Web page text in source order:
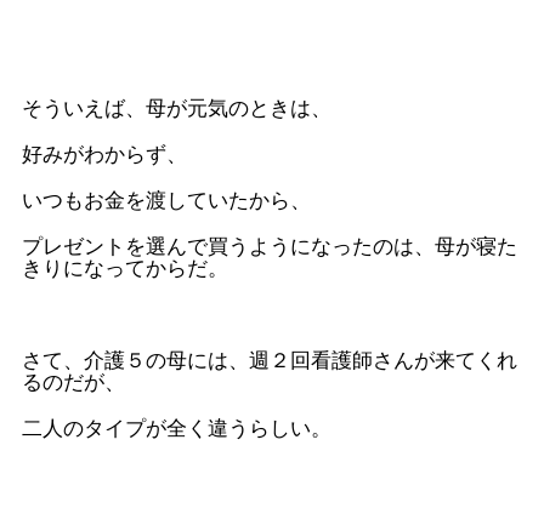
そういえば、母が元気のときは、
好みがわからず、
いつもお金を渡していたから、
プレゼントを選んで買うようになったのは、母が寝た
きりになってからだ。
さて、介護５の母には、週２回看護師さんが来てくれ
るのだが、
二人のタイプが全く違うらしい。